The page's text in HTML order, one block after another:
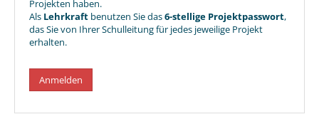
Projekten haben.
Als Lehrkraft benutzen Sie das6-stellige Projektpasswort,
das Sie von Ihrer Schulleitung für jedes jeweilige Projekt
erhalten.
Anmelden